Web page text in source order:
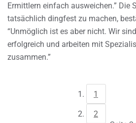
Ermittlern einfach ausweichen.” Die
tatsächlich dingfest zu machen,
“Unmöglich ist es aber nicht. Wir
erfolgreich und arbeiten mit
zusammen.”
1
2